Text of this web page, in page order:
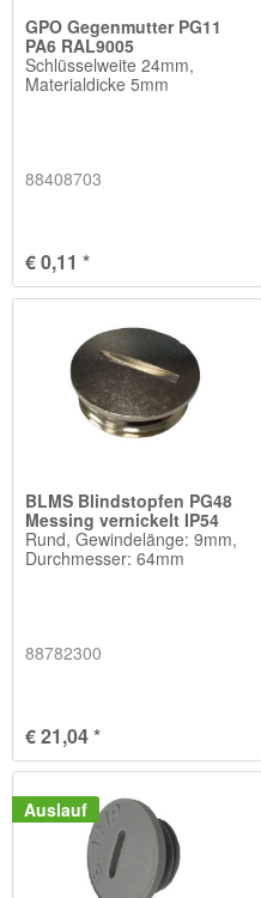
GPO Gegenmutter PG11
PA6 RAL9005
Schlüsselweite 24mm,
Materialdicke 5mm
88408703
€ 0,11 *
BLMS Blindstopfen PG48
Messing vernickelt IP54
Rund, Gewindelänge: 9mm,
Durchmesser: 64mm
88782300
€ 21,04 *
Auslauf